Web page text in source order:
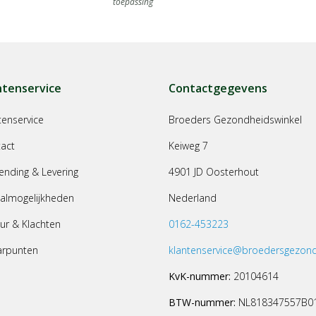
& Levering
& Klachten
Contactgegevens
Broeders Gezondheidswinkel
Keiweg 7
4901 JD Oosterhout
Nederland
0162-453223
KvK-nummer: 20104614
BTW-nummer: